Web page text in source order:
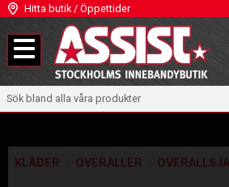
Meny
Hitta butik / Öppettider
KLÄDER OVERALLER